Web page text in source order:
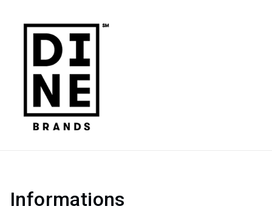
Informations